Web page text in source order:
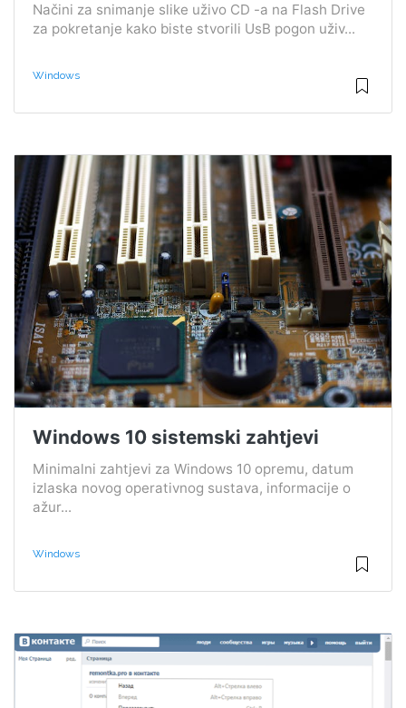
Načini za snimanje slike uživo CD -a na Flash Drive
za pokretanje kako biste stvorili UsB pogon uživ...
Windows
Windows 10 sistemski zahtjevi
Minimalni zahtjevi za Windows 10 opremu, datum
izlaska novog operativnog sustava, informacije o
ažur...
Windows